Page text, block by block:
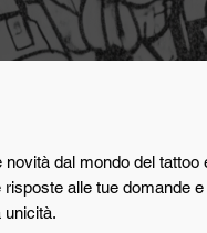
dal mondo del tattoo
alle tue domande
unicità.